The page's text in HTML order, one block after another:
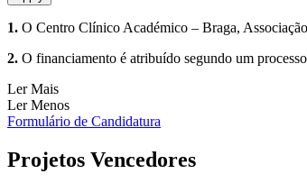
1. O Centro Clínico Académico – Braga,
2. O financiamento é atribuído segundo um
Ler Mais
Ler Menos
Formulário de Candidatura
Projetos Vencedores